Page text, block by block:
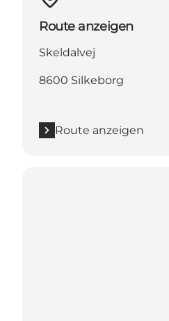
Route anzeigen
Skeldalvej
8600 Silkeborg
Route anzeigen